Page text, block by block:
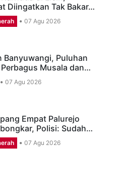
Diingatkan Tak Bakar…
07 Agu 2026
Banyuwangi, Puluhan
Musala dan…
07 Agu 2026
Empat Palurejo
Polisi: Sudah…
07 Agu 2026